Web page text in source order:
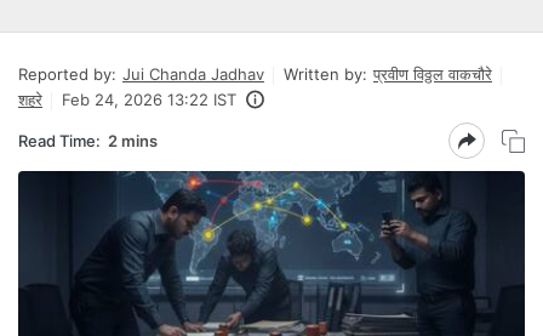
Reported by: Jui Chanda Jadhav Written by: प्रवीण विठ्ठल वाकचौरे
शहरे
Feb 24, 2026 13:22 IST
Read Time: 2 mins